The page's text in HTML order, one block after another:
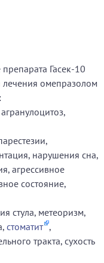
Гасек-10
омепразолом
нарушения сна,
агрессивное
состояние,
стула, метеоризм,
стоматит ,
тракта, сухость